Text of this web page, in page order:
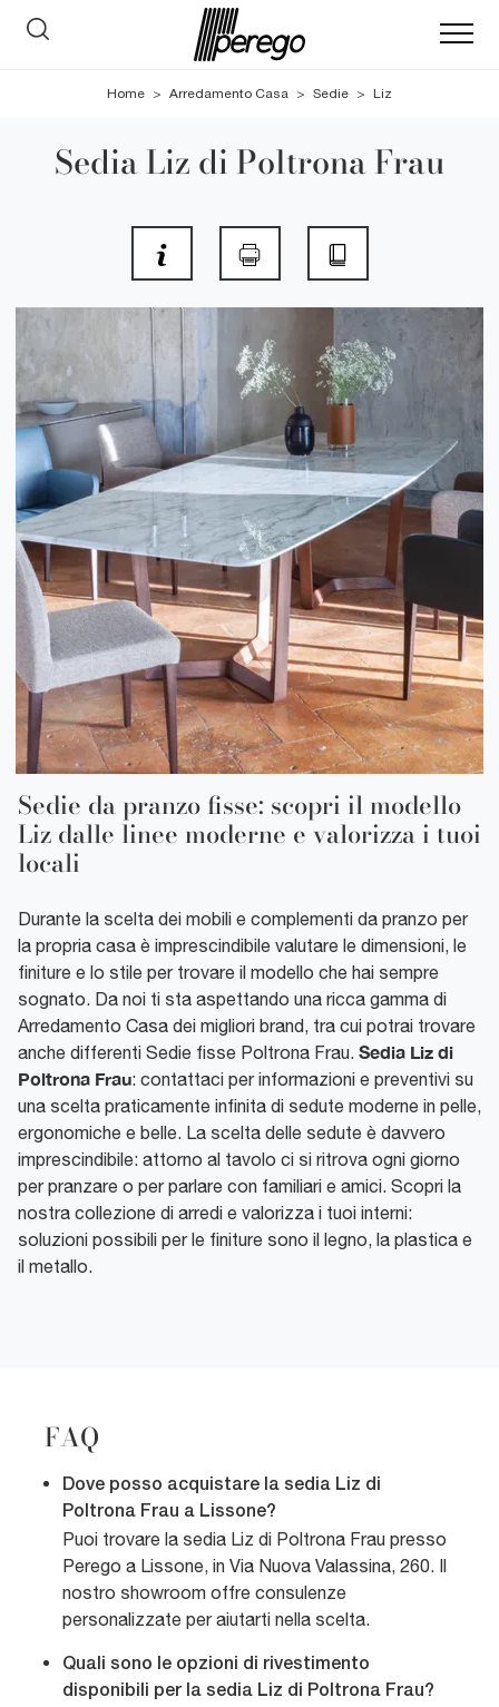
Home > Arredamento Casa > Sedie > Liz
Sedia Liz di Poltrona Frau
Sedie da pranzo fisse: scopri il modello
Liz dalle linee moderne e valorizza i tuoi
locali
Durante la scelta dei mobili e complementi da pranzo per
la propria casa è imprescindibile valutare le dimensioni, le
finiture e lo stile per trovare il modello che hai sempre
sognato. Da noi ti sta aspettando una ricca gamma di
Arredamento Casa dei migliori brand, tra cui potrai trovare
anche differenti Sedie fisse Poltrona Frau. Sedia Liz di
Poltrona Frau: contattaci per informazioni e preventivi su
una scelta praticamente infinita di sedute moderne in pelle,
ergonomiche e belle. La scelta delle sedute è davvero
imprescindibile: attorno al tavolo ci si ritrova ogni giorno
per pranzare o per parlare con familiari e amici. Scopri la
nostra collezione di arredi e valorizza i tuoi interni:
soluzioni possibili per le finiture sono il legno, la plastica e
il metallo.
FAQ
Dove posso acquistare la sedia Liz di
Poltrona Frau a Lissone?
Puoi trovare la sedia Liz di Poltrona Frau presso
Perego a Lissone, in Via Nuova Valassina, 260. Il
nostro showroom offre consulenze
personalizzate per aiutarti nella scelta.
Quali sono le opzioni di rivestimento
disponibili per la sedia Liz di Poltrona Frau?